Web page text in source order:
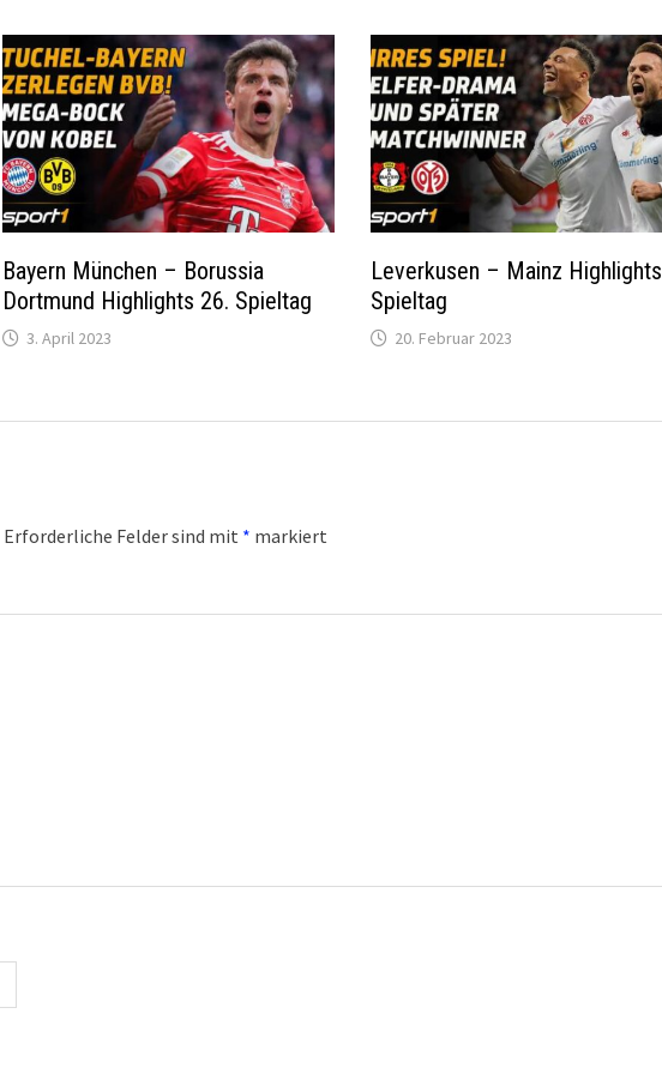
Bayern München – Borussia
Dortmund Highlights 26. Spieltag
3. April 2023
Leverkusen – Mainz
Spieltag
20. Februar 2023
Erforderliche Felder sind mit * markiert